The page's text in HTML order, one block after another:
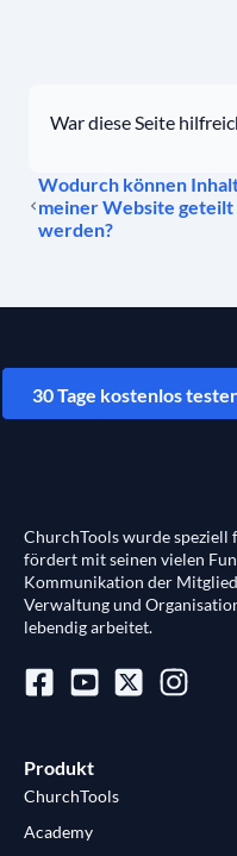
War diese Seite
Wodurch können
meiner Website geteilt
werden?
30 Tage kostenlos
ChurchTools wurde
fördert mit seinen vielen
Kommunikation der
Verwaltung und
lebendig arbeitet.
Produkt
ChurchTools
Academy